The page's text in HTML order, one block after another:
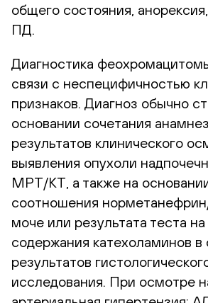
общего состояния,
ПД.
Диагностика
связи с неспецифичностью
признаков. Диагноз обычно
основании сочетания
результатов клинического
выявления опухоли
МРТ/КТ, а также на
соотношения
моче или результата теста
содержания катехоламинов в
результатов
исследования. При осмотре